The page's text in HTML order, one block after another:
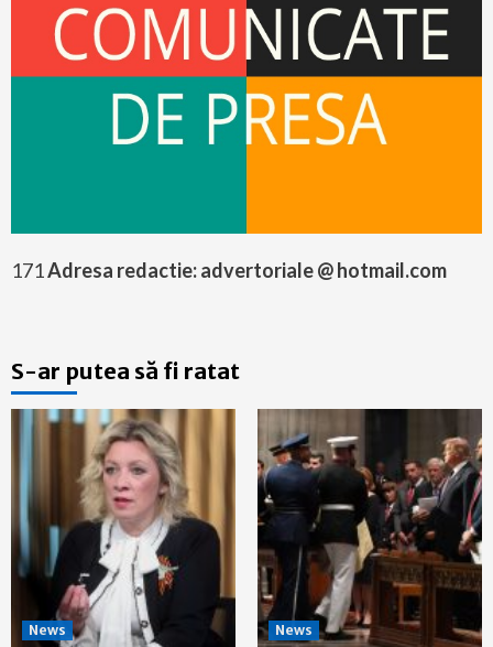
171Adresa redactie: advertoriale @ hotmail.com
S-ar putea să fi ratat
News News